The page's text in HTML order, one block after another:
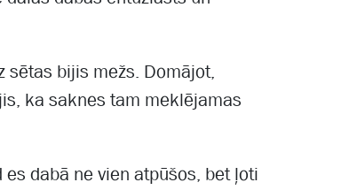
sētas bijis mežs. Domājot,
ka saknes tam meklējamas
dabā ne vien atpūšos, bet ļoti